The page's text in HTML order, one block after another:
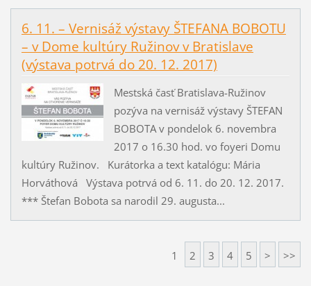
6. 11. – Vernisáž výstavy ŠTEFANA BOBOTU
– v Dome kultúry Ružinov v Bratislave
(výstava potrvá do 20. 12. 2017)
Mestská časť Bratislava-Ružinov
pozýva na vernisáž výstavy ŠTEFAN
BOBOTA v pondelok 6. novembra
2017 o 16.30 hod. vo foyeri Domu
kultúry Ružinov. Kurátorka a text katalógu: Mária
Horváthová Výstava potrvá od 6. 11. do 20. 12. 2017.
*** Štefan Bobota sa narodil 29. augusta...
1 2 3 4 5 > >>